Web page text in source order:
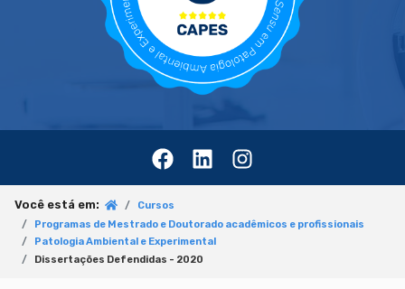
Você está em:
Cursos
Programas de Mestrado e Doutorado acadêmicos e profissionais
Patologia Ambiental e Experimental
Dissertações Defendidas - 2020